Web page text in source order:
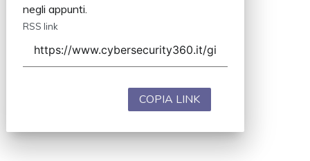
negli appunti.
RSS link
COPIA LINK